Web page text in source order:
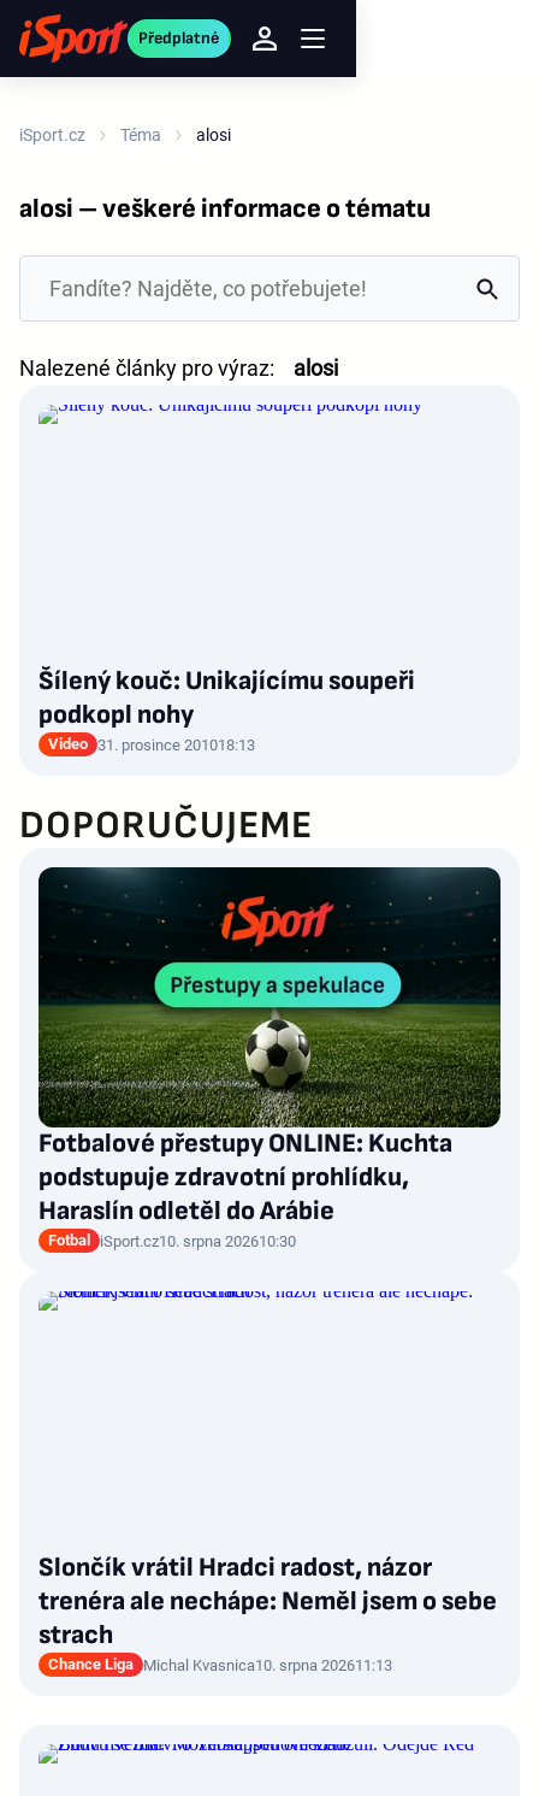
Předplatné
iSport.cz Téma alosi
alosi – veškeré informace o tématu
Nalezené články pro výraz: alosi
Šílený kouč: Unikajícímu soupeři
podkopl nohy
Video 31. prosince 201018:13
DOPORUČUJEME
Fotbalové přestupy ONLINE: Kuchta
podstupuje zdravotní prohlídku,
Haraslín odletěl do Arábie
Fotbal iSport.cz10. srpna 202610:30
Slončík vrátil Hradci radost, názor
trenéra ale nechápe: Neměl jsem o sebe
strach
Chance Liga Michal Kvasnica10. srpna 202611:13